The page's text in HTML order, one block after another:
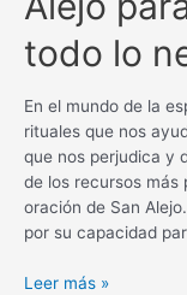
todo lo
En el mundo de la
rituales que nos
que nos perjudica y
de los recursos más
oración de San
por su capacidad
La
Leer más »